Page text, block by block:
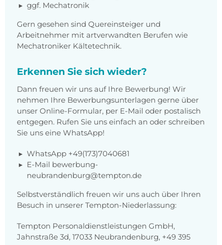
ggf. Mechatronik
Gern gesehen sind Quereinsteiger und
Arbeitnehmer mit artverwandten Berufen wie
Mechatroniker Kältetechnik.
Erkennen Sie sich wieder?
Dann freuen wir uns auf Ihre Bewerbung! Wir
nehmen Ihre Bewerbungsunterlagen gerne über
unser Online-Formular, per E-Mail oder postalisch
entgegen. Rufen Sie uns einfach an oder schreiben
Sie uns eine WhatsApp!
WhatsApp +49(173)7040681
E-Mail bewerbung-
neubrandenburg@tempton.de
Selbstverständlich freuen wir uns auch über Ihren
Besuch in unserer Tempton-Niederlassung:
Tempton Personaldienstleistungen GmbH,
Jahnstraße 3d, 17033 Neubrandenburg, +49 395